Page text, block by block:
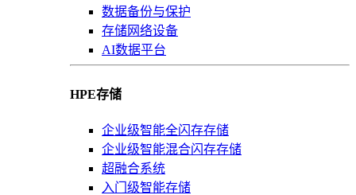
数据备份与保护
存储网络设备
AI数据平台
HPE存储
企业级智能全闪存存储
企业级智能混合闪存存储
超融合系统
入门级智能存储